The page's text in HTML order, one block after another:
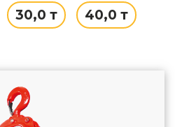
30,0 т
40,0 т